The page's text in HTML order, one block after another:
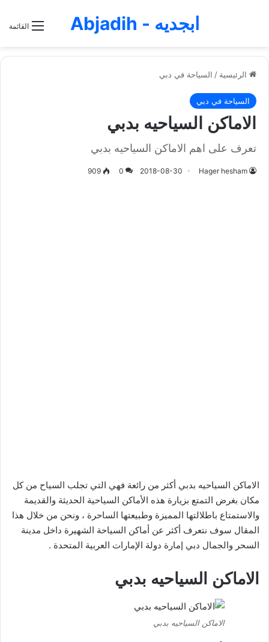
القائمة ابجديه - Abjadih
الرئيسية / السياحة في دبي
السياحة في دبي
الاماكن السياحيه بدبي
تعرف على اهم الاماكن السياحيه بدبي
Hager hesham
2018-08-30
0
909
الاماكن السياحيه بدبي أكثر من رائعة فهي التي تجلب السياح من كل
مكان بغرض التمتع بزيارة هذه الأماكن السياحية الحديثة والقديمة
والاستمتاع باطلالتها المميزة وطبيعتها الساحرة ، ونحن من خلال هذا
المقال سوف نتعرف أكثر عن أماكن السياحة الشهيرة داخل مدينة
السحر والجمال دبي إمارة دولة الإمارات العربية المتحدة .
الاماكن السياحيه بدبي
الاماكن السياحيه بدبي